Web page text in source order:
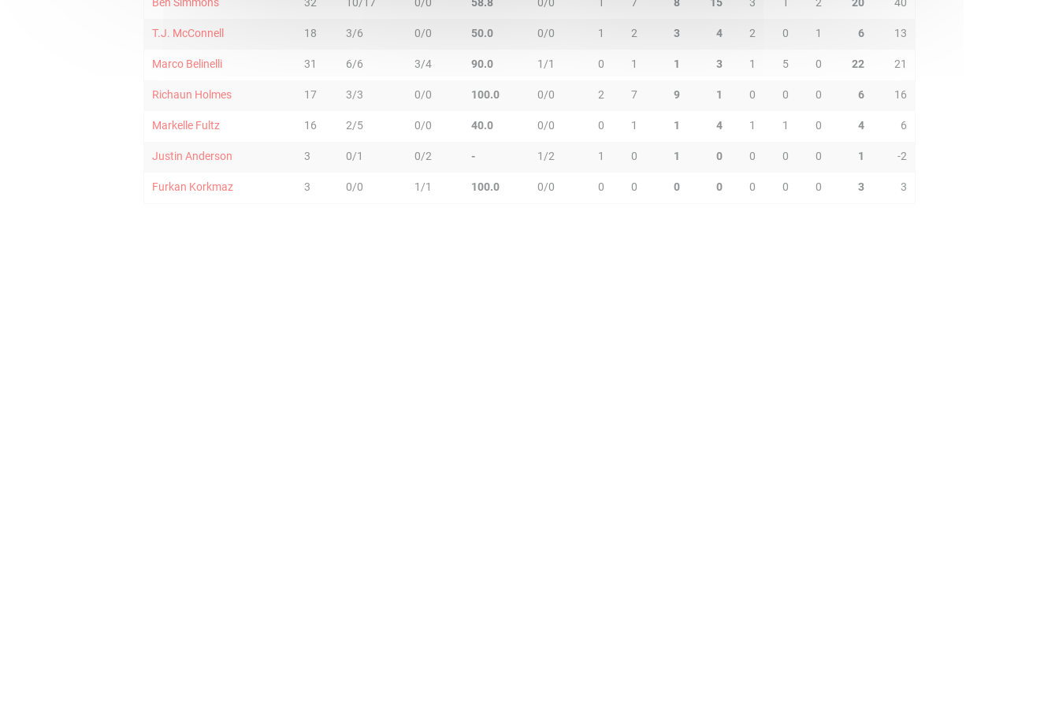
T.J. McConnell 18 3/6 0/0 50.0 0/0 1 2 3 4 2 0 1 6 13
Marco Belinelli 31 6/6 3/4 90.0 1/1 0 1 1 3 1 5 0 22 21
Richaun Holmes 17 3/3 0/0 100.0 0/0 2 7 9 1 0 0 0 6 16
Markelle Fultz 16 2/5 0/0 40.0 0/0 0 1 1 4 1 1 0 4 6
Justin Anderson 3 0/1 0/2 - 1/2 1 0 1 0 0 0 0 1 -2
Furkan Korkmaz 3 0/0 1/1 100.0 0/0 0 0 0 0 0 0 0 3 3